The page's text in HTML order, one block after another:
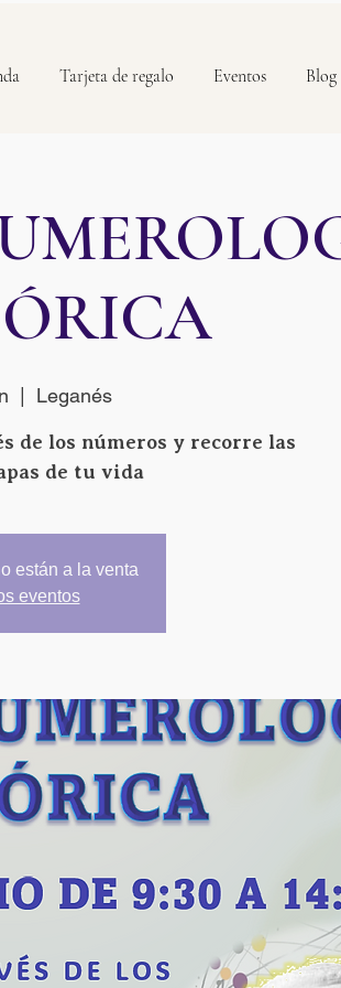
Tarjeta de regalo Eventos Blog
Leganés
de los números y recorre las
de tu vida
están a la venta
eventos